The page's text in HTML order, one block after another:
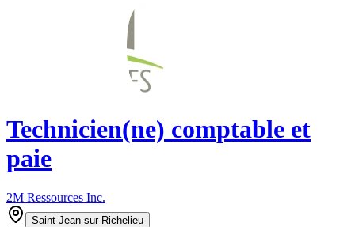
Technicien(ne) comptable et
paie
2M Ressources Inc.
Saint-Jean-sur-Richelieu